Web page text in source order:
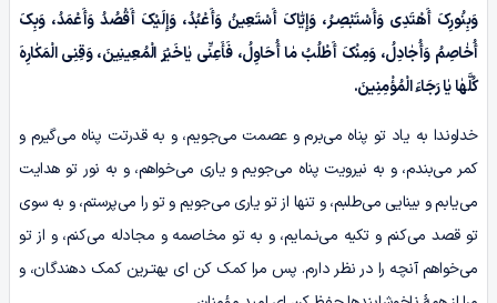
وَبِنُورِکَ أَهْتَدِی وَأَسْتَبْصِـرُ، وَإِیّٰاکَ أَسْتَعِینُ وَأَعْبُدُ، وَإِلَیْکَ أَقْصُدُ وَأَعْمَدُ، وَبِکَ
أُخٰاصِمُ وَأُجٰادِلُ، وَمِنْکَ أَطْلُبُ مٰا أُحَاوِلُ، فَأَعِنِّی یٰاخَیْرَ الْمُعِینِینَ، وَقِنِى الْمَکٰارِہَ
کُلَّهٰا یٰا رَجَاءَ الْمُؤْمِنِینَ.
خداوندا به یاد تو پناه می‌برم و عصمت می‌جویم، و به قدرتت پناه می‌گیرم و
کمر می‌بندم، و به نیرویت پناه می‌جویم و یاری می‌خواهم، و به نور تو هدایت
می‌یابم و بینایی می‌طلبم، و تنها از تو یاری می‌جویم و تو را می‌پرستم، و به سوی
تو قصد می‌کنم و تکیه می‌نـمایم، و به تو مخاصمه و مجادله می‌کنم، و از تو
می‌خواهم آنچه را در نظر دارم. پس مرا کمک کن ای بهتـرین کمک دهندگان، و